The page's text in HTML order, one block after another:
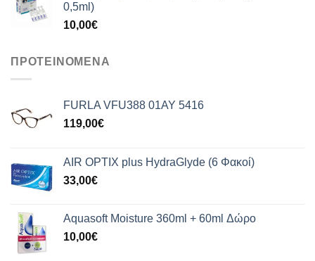
0,5ml)
10,00€
ΠΡΟΤΕΙΝΟΜΕΝΑ
FURLA VFU388 01AY 5416
119,00€
AIR OPTIX plus HydraGlyde (6 Φακοί)
33,00€
Aquasoft Moisture 360ml + 60ml Δώρο
10,00€